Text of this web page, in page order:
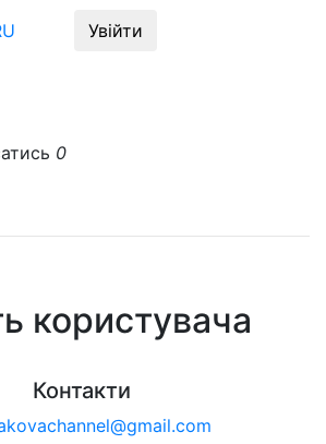
Увійти
0
користувача
Контакти